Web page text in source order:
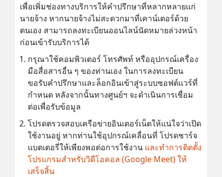
เพื่อเพิ่มช่องทางบริการให้คำปรึกษาที่หลากหลายแก่
นายจ้าง หากนายจ้างไม่สะดวกมาที่เคาน์เตอร์ด้วย
ตนเอง สามารถลงทะเบียนออนไลน์นัดหมายล่วงหน้า
ก่อนเข้ารับบริการได้
กรุณาใช้คอมพิวเตอร์ โทรศัพท์ หรืออุปกรณ์เครื่อง
มือสื่อสารอื่น ๆ ของท่านเอง ในการลงทะเบียน
ขอรับคำปรึกษาและล็อกอินเข้าสู่ระบบซอฟต์แวร์ที่
กำหนด หลังจากนั้นทางศูนย์ฯ จะดำเนินการเชื่อม
ต่อเพื่อรับข้อมูล
โปรดตรวจสอบเครือข่ายอินเตอร์เน็ตให้แน่ใจว่าเปิด
ใช้งานอยู่ หากท่านใช้อุปกรณ์เคลื่อนที่ โปรดชาร์จ
แบตเตอรี่ให้เพียงพอต่อการใช้งาน และทำการติดตั้ง
โปรแกรมสำหรับวิดีโอคอล (Google Meet) ให้
เสร็จสิ้น